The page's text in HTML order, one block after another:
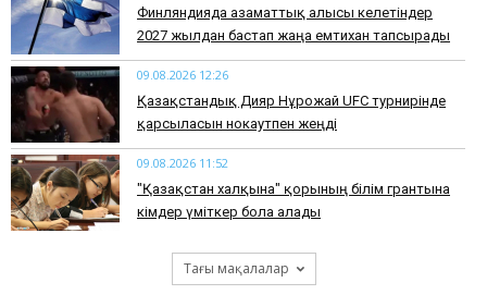
Финляндияда азаматтық алғысы келетіндер
2027 жылдан бастап жаңа емтихан тапсырады
09.08.2026 12:26
Қазақстандық Дияр Нұрғожай UFC турнирінде
қарсыласын нокаутпен жеңді
09.08.2026 11:52
"Қазақстан халқына" қорының білім грантына
кімдер үміткер бола алады
Тағы мақалалар